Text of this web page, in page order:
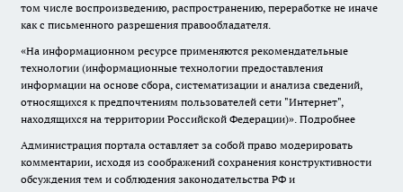
том числе воспроизведению, распространению, переработке не иначе
как с письменного разрешения правообладателя.
«На информационном ресурсе применяются рекомендательные
технологии (информационные технологии предоставления
информации на основе сбора, систематизации и анализа сведений,
относящихся к предпочтениям пользователей сети "Интернет",
находящихся на территории Российской Федерации)». Подробнее
Администрация портала оставляет за собой право модерировать
комментарии, исходя из соображений сохранения конструктивности
обсуждения тем и соблюдения законодательства РФ и